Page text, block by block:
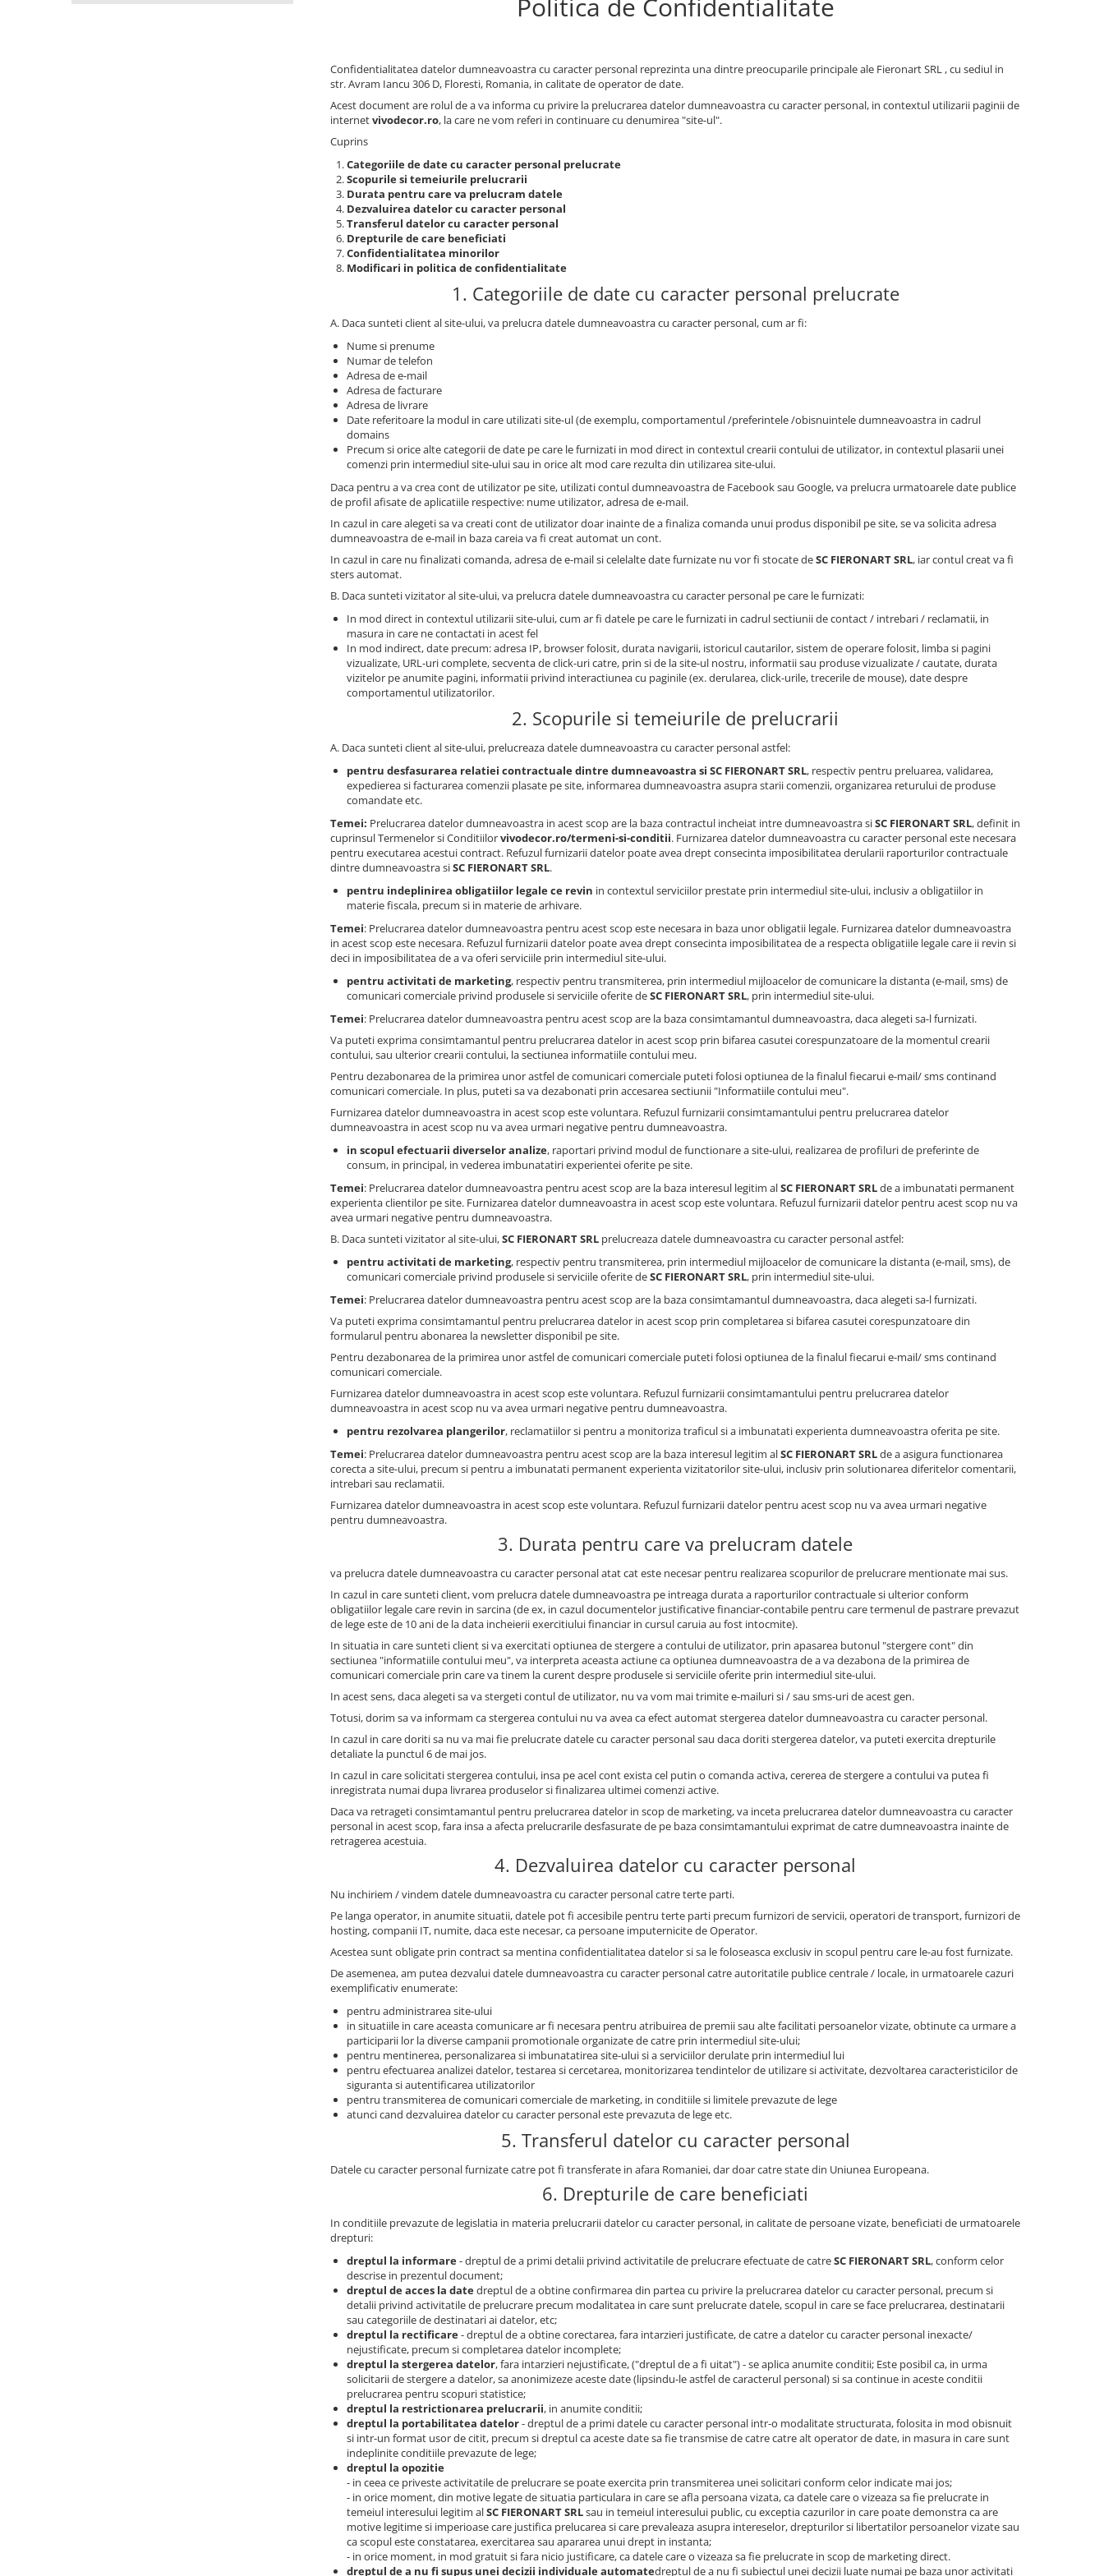
Politica de Confidentialitate
Confidentialitatea datelor dumneavoastra cu caracter personal reprezinta una dintre preocuparile principale ale Fieronart SRL , cu sediul in
str. Avram Iancu 306 D, Floresti, Romania, in calitate de operator de date.
Acest document are rolul de a va informa cu privire la prelucrarea datelor dumneavoastra cu caracter personal, in contextul utilizarii paginii de
internetvivodecor.ro, la care ne vom referi in continuare cu denumirea "site-ul".
Cuprins
Categoriile de date cu caracter personal prelucrate
Scopurile si temeiurile prelucrarii
Durata pentru care va prelucram datele
Dezvaluirea datelor cu caracter personal
Transferul datelor cu caracter personal
Drepturile de care beneficiati
Confidentialitatea minorilor
Modificari in politica de confidentialitate
1. Categoriile de date cu caracter personal prelucrate
A. Daca sunteti client al site-ului, va prelucra datele dumneavoastra cu caracter personal, cum ar fi:
Nume si prenume
Numar de telefon
Adresa de e-mail
Adresa de facturare
Adresa de livrare
Date referitoare la modul in care utilizati site-ul (de exemplu, comportamentul /preferintele /obisnuintele dumneavoastra in cadrul
domains
Precum si orice alte categorii de date pe care le furnizati in mod direct in contextul crearii contului de utilizator, in contextul plasarii unei
comenzi prin intermediul site-ului sau in orice alt mod care rezulta din utilizarea site-ului.
Daca pentru a va crea cont de utilizator pe site, utilizati contul dumneavoastra de Facebook sau Google, va prelucra urmatoarele date publice
de profil afisate de aplicatiile respective: nume utilizator, adresa de e-mail.
In cazul in care alegeti sa va creati cont de utilizator doar inainte de a finaliza comanda unui produs disponibil pe site, se va solicita adresa
dumneavoastra de e-mail in baza careia va fi creat automat un cont.
In cazul in care nu finalizati comanda, adresa de e-mail si celelalte date furnizate nu vor fi stocate deSC FIERONART SRL, iar contul creat va fi
sters automat.
B. Daca sunteti vizitator al site-ului, va prelucra datele dumneavoastra cu caracter personal pe care le furnizati:
In mod direct in contextul utilizarii site-ului, cum ar fi datele pe care le furnizati in cadrul sectiunii de contact / intrebari / reclamatii, in
masura in care ne contactati in acest fel
In mod indirect, date precum: adresa IP, browser folosit, durata navigarii, istoricul cautarilor, sistem de operare folosit, limba si pagini
vizualizate, URL-uri complete, secventa de click-uri catre, prin si de la site-ul nostru, informatii sau produse vizualizate / cautate, durata
vizitelor pe anumite pagini, informatii privind interactiunea cu paginile (ex. derularea, click-urile, trecerile de mouse), date despre
comportamentul utilizatorilor.
2. Scopurile si temeiurile de prelucrarii
A. Daca sunteti client al site-ului, prelucreaza datele dumneavoastra cu caracter personal astfel:
pentru desfasurarea relatiei contractuale dintre dumneavoastra si SC FIERONART SRL, respectiv pentru preluarea, validarea,
expedierea si facturarea comenzii plasate pe site, informarea dumneavoastra asupra starii comenzii, organizarea returului de produse
comandate etc.
Temei: Prelucrarea datelor dumneavoastra in acest scop are la baza contractul incheiat intre dumneavoastra siSC FIERONART SRL, definit in
cuprinsul Termenelor si Conditiilorvivodecor.ro/termeni-si-conditii. Furnizarea datelor dumneavoastra cu caracter personal este necesara
pentru executarea acestui contract. Refuzul furnizarii datelor poate avea drept consecinta imposibilitatea derularii raporturilor contractuale
dintre dumneavoastra siSC FIERONART SRL.
pentru indeplinirea obligatiilor legale ce revin in contextul serviciilor prestate prin intermediul site-ului, inclusiv a obligatiilor in
materie fiscala, precum si in materie de arhivare.
Temei: Prelucrarea datelor dumneavoastra pentru acest scop este necesara in baza unor obligatii legale. Furnizarea datelor dumneavoastra
in acest scop este necesara. Refuzul furnizarii datelor poate avea drept consecinta imposibilitatea de a respecta obligatiile legale care ii revin si
deci in imposibilitatea de a va oferi serviciile prin intermediul site-ului.
pentru activitati de marketing, respectiv pentru transmiterea, prin intermediul mijloacelor de comunicare la distanta (e-mail, sms) de
comunicari comerciale privind produsele si serviciile oferite deSC FIERONART SRL, prin intermediul site-ului.
Temei: Prelucrarea datelor dumneavoastra pentru acest scop are la baza consimtamantul dumneavoastra, daca alegeti sa-l furnizati.
Va puteti exprima consimtamantul pentru prelucrarea datelor in acest scop prin bifarea casutei corespunzatoare de la momentul crearii
contului, sau ulterior crearii contului, la sectiunea informatiile contului meu.
Pentru dezabonarea de la primirea unor astfel de comunicari comerciale puteti folosi optiunea de la finalul fiecarui e-mail/ sms continand
comunicari comerciale. In plus, puteti sa va dezabonati prin accesarea sectiunii "Informatiile contului meu".
Furnizarea datelor dumneavoastra in acest scop este voluntara. Refuzul furnizarii consimtamantului pentru prelucrarea datelor
dumneavoastra in acest scop nu va avea urmari negative pentru dumneavoastra.
in scopul efectuarii diverselor analize, raportari privind modul de functionare a site-ului, realizarea de profiluri de preferinte de
consum, in principal, in vederea imbunatatiri experientei oferite pe site.
Temei: Prelucrarea datelor dumneavoastra pentru acest scop are la baza interesul legitim alSC FIERONART SRLde a imbunatati permanent
experienta clientilor pe site. Furnizarea datelor dumneavoastra in acest scop este voluntara. Refuzul furnizarii datelor pentru acest scop nu va
avea urmari negative pentru dumneavoastra.
B. Daca sunteti vizitator al site-ului,SC FIERONART SRL prelucreaza datele dumneavoastra cu caracter personal astfel:
pentru activitati de marketing, respectiv pentru transmiterea, prin intermediul mijloacelor de comunicare la distanta (e-mail, sms), de
comunicari comerciale privind produsele si serviciile oferite deSC FIERONART SRL, prin intermediul site-ului.
Temei: Prelucrarea datelor dumneavoastra pentru acest scop are la baza consimtamantul dumneavoastra, daca alegeti sa-l furnizati.
Va puteti exprima consimtamantul pentru prelucrarea datelor in acest scop prin completarea si bifarea casutei corespunzatoare din
formularul pentru abonarea la newsletter disponibil pe site.
Pentru dezabonarea de la primirea unor astfel de comunicari comerciale puteti folosi optiunea de la finalul fiecarui e-mail/ sms continand
comunicari comerciale.
Furnizarea datelor dumneavoastra in acest scop este voluntara. Refuzul furnizarii consimtamantului pentru prelucrarea datelor
dumneavoastra in acest scop nu va avea urmari negative pentru dumneavoastra.
pentru rezolvarea plangerilor, reclamatiilor si pentru a monitoriza traficul si a imbunatati experienta dumneavoastra oferita pe site.
Temei: Prelucrarea datelor dumneavoastra pentru acest scop are la baza interesul legitim alSC FIERONART SRLde a asigura functionarea
corecta a site-ului, precum si pentru a imbunatati permanent experienta vizitatorilor site-ului, inclusiv prin solutionarea diferitelor comentarii,
intrebari sau reclamatii.
Furnizarea datelor dumneavoastra in acest scop este voluntara. Refuzul furnizarii datelor pentru acest scop nu va avea urmari negative
pentru dumneavoastra.
3. Durata pentru care va prelucram datele
va prelucra datele dumneavoastra cu caracter personal atat cat este necesar pentru realizarea scopurilor de prelucrare mentionate mai sus.
In cazul in care sunteti client, vom prelucra datele dumneavoastra pe intreaga durata a raporturilor contractuale si ulterior conform
obligatiilor legale care revin in sarcina (de ex, in cazul documentelor justificative financiar-contabile pentru care termenul de pastrare prevazut
de lege este de 10 ani de la data incheierii exercitiului financiar in cursul caruia au fost intocmite).
In situatia in care sunteti client si va exercitati optiunea de stergere a contului de utilizator, prin apasarea butonul "stergere cont" din
sectiunea "informatiile contului meu", va interpreta aceasta actiune ca optiunea dumneavoastra de a va dezabona de la primirea de
comunicari comerciale prin care va tinem la curent despre produsele si serviciile oferite prin intermediul site-ului.
In acest sens, daca alegeti sa va stergeti contul de utilizator, nu va vom mai trimite e-mailuri si / sau sms-uri de acest gen.
Totusi, dorim sa va informam ca stergerea contului nu va avea ca efect automat stergerea datelor dumneavoastra cu caracter personal.
In cazul in care doriti sa nu va mai fie prelucrate datele cu caracter personal sau daca doriti stergerea datelor, va puteti exercita drepturile
detaliate la punctul 6 de mai jos.
In cazul in care solicitati stergerea contului, insa pe acel cont exista cel putin o comanda activa, cererea de stergere a contului va putea fi
inregistrata numai dupa livrarea produselor si finalizarea ultimei comenzi active.
Daca va retrageti consimtamantul pentru prelucrarea datelor in scop de marketing, va inceta prelucrarea datelor dumneavoastra cu caracter
personal in acest scop, fara insa a afecta prelucrarile desfasurate de pe baza consimtamantului exprimat de catre dumneavoastra inainte de
retragerea acestuia.
4. Dezvaluirea datelor cu caracter personal
Nu inchiriem / vindem datele dumneavoastra cu caracter personal catre terte parti.
Pe langa operator, in anumite situatii, datele pot fi accesibile pentru terte parti precum furnizori de servicii, operatori de transport, furnizori de
hosting, companii IT, numite, daca este necesar, ca persoane imputernicite de Operator.
Acestea sunt obligate prin contract sa mentina confidentialitatea datelor si sa le foloseasca exclusiv in scopul pentru care le-au fost furnizate.
De asemenea, am putea dezvalui datele dumneavoastra cu caracter personal catre autoritatile publice centrale / locale, in urmatoarele cazuri
exemplificativ enumerate:
pentru administrarea site-ului
in situatiile in care aceasta comunicare ar fi necesara pentru atribuirea de premii sau alte facilitati persoanelor vizate, obtinute ca urmare a
participarii lor la diverse campanii promotionale organizate de catre prin intermediul site-ului;
pentru mentinerea, personalizarea si imbunatatirea site-ului si a serviciilor derulate prin intermediul lui
pentru efectuarea analizei datelor, testarea si cercetarea, monitorizarea tendintelor de utilizare si activitate, dezvoltarea caracteristicilor de
siguranta si autentificarea utilizatorilor
pentru transmiterea de comunicari comerciale de marketing, in conditiile si limitele prevazute de lege
atunci cand dezvaluirea datelor cu caracter personal este prevazuta de lege etc.
5. Transferul datelor cu caracter personal
Datele cu caracter personal furnizate catre pot fi transferate in afara Romaniei, dar doar catre state din Uniunea Europeana.
6. Drepturile de care beneficiati
In conditiile prevazute de legislatia in materia prelucrarii datelor cu caracter personal, in calitate de persoane vizate, beneficiati de urmatoarele
drepturi:
dreptul la informare- dreptul de a primi detalii privind activitatile de prelucrare efectuate de catreSC FIERONART SRL, conform celor
descrise in prezentul document;
dreptul de acces la datedreptul de a obtine confirmarea din partea cu privire la prelucrarea datelor cu caracter personal, precum si
detalii privind activitatile de prelucrare precum modalitatea in care sunt prelucrate datele, scopul in care se face prelucrarea, destinatarii
sau categoriile de destinatari ai datelor, etc;
dreptul la rectificare- dreptul de a obtine corectarea, fara intarzieri justificate, de catre a datelor cu caracter personal inexacte/
nejustificate, precum si completarea datelor incomplete;
dreptul la stergerea datelor, fara intarzieri nejustificate, ("dreptul de a fi uitat") - se aplica anumite conditii; Este posibil ca, in urma
solicitarii de stergere a datelor, sa anonimizeze aceste date (lipsindu-le astfel de caracterul personal) si sa continue in aceste conditii
prelucrarea pentru scopuri statistice;
dreptul la restrictionarea prelucrarii, in anumite conditii;
dreptul la portabilitatea datelor- dreptul de a primi datele cu caracter personal intr-o modalitate structurata, folosita in mod obisnuit
si intr-un format usor de citit, precum si dreptul ca aceste date sa fie transmise de catre catre alt operator de date, in masura in care sunt
indeplinite conditiile prevazute de lege;
dreptul la opozitie
- in ceea ce priveste activitatile de prelucrare se poate exercita prin transmiterea unei solicitari conform celor indicate mai jos;
- in orice moment, din motive legate de situatia particulara in care se afla persoana vizata, ca datele care o vizeaza sa fie prelucrate in
temeiul interesului legitim alSC FIERONART SRLsau in temeiul interesului public, cu exceptia cazurilor in care poate demonstra ca are
motive legitime si imperioase care justifica prelucarea si care prevaleaza asupra intereselor, drepturilor si libertatilor persoanelor vizate sau
ca scopul este constatarea, exercitarea sau apararea unui drept in instanta;
- in orice moment, in mod gratuit si fara nicio justificare, ca datele care o vizeaza sa fie prelucrate in scop de marketing direct.
dreptul de a nu fi supus unei decizii individuale automatedreptul de a nu fi subiectul unei decizii luate numai pe baza unor activitati